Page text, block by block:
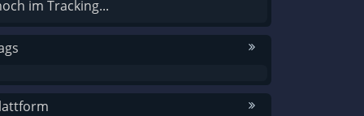
im Tracking...